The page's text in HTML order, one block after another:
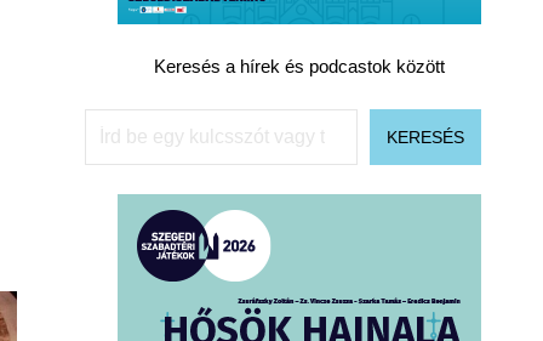
Keresés a hírek és podcastok között
Keresés
KERESÉS